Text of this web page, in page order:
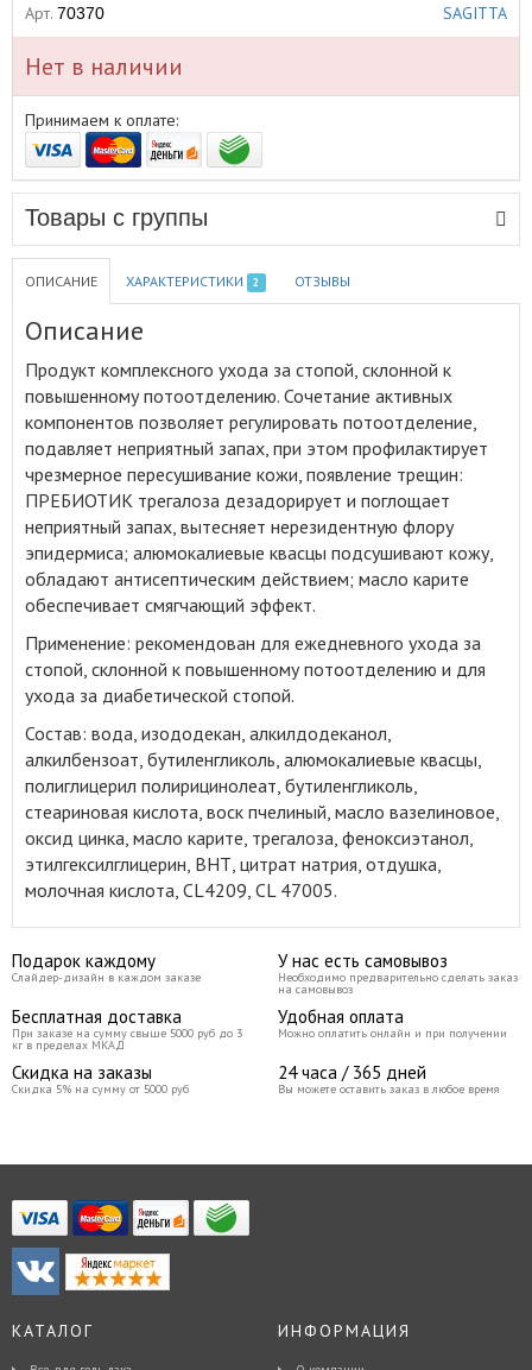
Арт. 70370 SAGITTA
Нет в наличии
Принимаем к оплате:
Товары с группы
ОПИСАНИЕ ХАРАКТЕРИСТИКИ 2 ОТЗЫВЫ
Описание
Продукт комплексного ухода за стопой, склонной к
повышенному потоотделению. Сочетание активных
компонентов позволяет регулировать потоотделение,
подавляет неприятный запах, при этом профилактирует
чрезмерное пересушивание кожи, появление трещин:
ПРЕБИОТИК трегалоза дезадорирует и поглощает
неприятный запах, вытесняет нерезидентную флору
эпидермиса; алюмокалиевые квасцы подсушивают кожу,
обладают антисептическим действием; масло карите
обеспечивает смягчающий эффект.
Применение: рекомендован для ежедневного ухода за
стопой, склонной к повышенному потоотделению и для
ухода за диабетической стопой.
Состав: вода, изододекан, алкилдодеканол,
алкилбензоат, бутиленгликоль, алюмокалиевые квасцы,
полиглицерил полирицинолеат, бутиленгликоль,
стеариновая кислота, воск пчелиный, масло вазелиновое,
оксид цинка, масло карите, трегалоза, феноксиэтанол,
этилгексилглицерин, ВНТ, цитрат натрия, отдушка,
молочная кислота, CL4209, CL 47005.
Подарок каждому
Слайдер-дизайн в каждом заказе
У нас есть самовывоз
Необходимо предварительно сделать заказ
на самовывоз
Бесплатная доставка
При заказе на сумму свыше 5000 руб до 3
кг в пределах МКАД
Удобная оплата
Можно оплатить онлайн и при получении
Скидка на заказы
Скидка 5% на сумму от 5000 руб
24 часа / 365 дней
Вы можете оставить заказ в любое время
КАТАЛОГ ИНФОРМАЦИЯ